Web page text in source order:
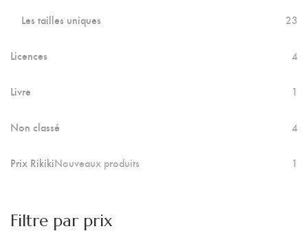
Les tailles uniques 23
Licences 4
Livre 1
Non classé 4
Prix RikikiNouveaux produits 1
Filtre par prix